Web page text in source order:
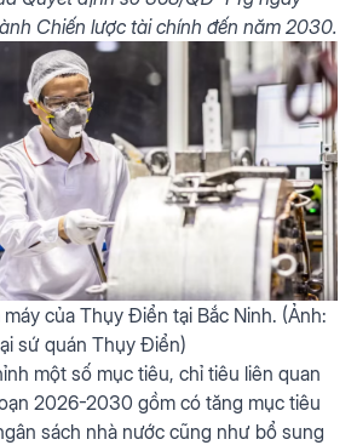
Chiến lược tài chính đến năm 2030.
của Thụy Điển tại Bắc Ninh. (Ảnh:
sứ quán Thụy Điển)
một số mục tiêu, chỉ tiêu liên quan
2026-2030 gồm có tăng mục tiêu
sách nhà nước cũng như bổ sung